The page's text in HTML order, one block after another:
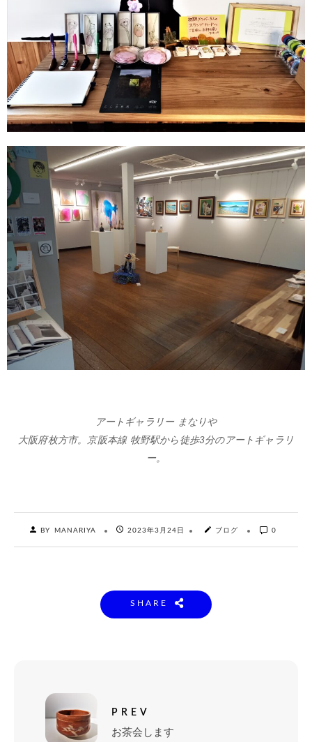
アートギャラリー まなりや
大阪府枚方市。京阪本線 牧野駅から徒歩3分のアートギャラリ
ー。
BY MANARIYA 2023年3月24日 ブログ 0
SHARE
PREV
お茶会します